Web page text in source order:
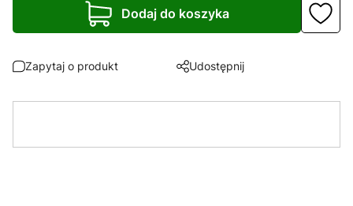
Dodaj do koszyka
Zapytaj o produkt Udostępnij